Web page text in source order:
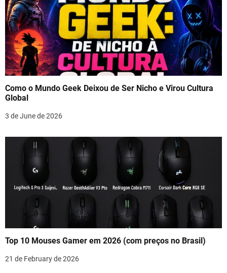
i
g
a
t
i
o
Como o Mundo Geek Deixou de Ser Nicho e Virou Cultura
Global
3 de June de 2026
Top 10 Mouses Gamer em 2026 (com preços no Brasil)
21 de February de 2026